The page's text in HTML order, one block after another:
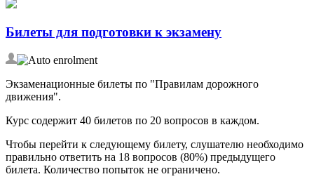
Билеты для подготовки к экзамену
Экзаменационные билеты по "Правилам дорожного
движения".
Курс содержит 40 билетов по 20 вопросов в каждом.
Чтобы перейти к следующему билету, слушателю необходимо
правильно ответить на 18 вопросов (80%) предыдущего
билета. Количество попыток не ограничено.